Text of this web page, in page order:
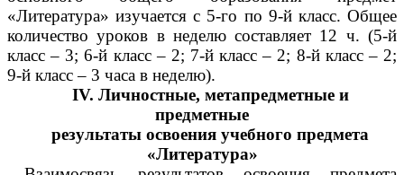
«Литература» изучается с 5-го по 9-й класс. Общее
количество уроков в неделю составляет 12 ч. (5-й
класс – 3; 6-й класс – 2; 7-й класс – 2; 8-й класс – 2;
9-й класс – 3 часа в неделю).
IV. Личностные, метапредметные и
предметные
результаты освоения учебного предмета
«Литература»